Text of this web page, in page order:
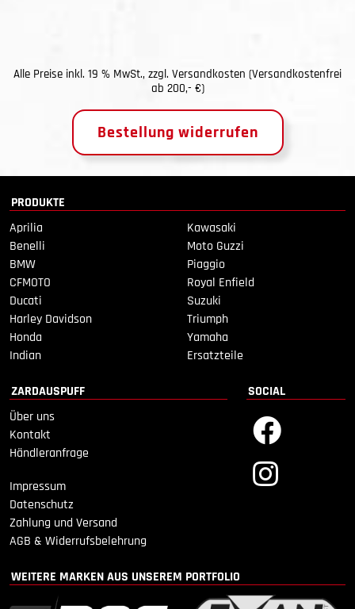
Alle Preise inkl. 19 % MwSt., zzgl. Versandkosten (Versandkostenfrei
ab 200,- €)
Bestellung widerrufen
PRODUKTE
Aprilia
Benelli
BMW
CFMOTO
Ducati
Harley Davidson
Honda
Indian
Kawasaki
Moto Guzzi
Piaggio
Royal Enfield
Suzuki
Triumph
Yamaha
Ersatzteile
ZARDAUSPUFF
Über uns
Kontakt
Händleranfrage
Impressum
Datenschutz
Zahlung und Versand
AGB & Widerrufsbelehrung
SOCIAL
WEITERE MARKEN AUS UNSEREM PORTFOLIO